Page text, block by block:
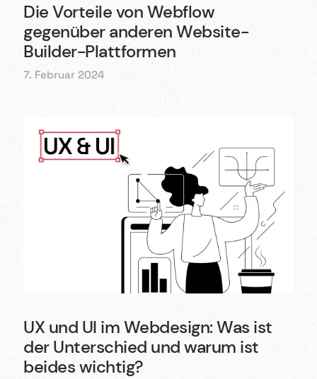
Die Vorteile von Webflow
gegenüber anderen Website-
Builder-Plattformen
7. Februar 2024
UX und UI im Webdesign: Was ist
der Unterschied und warum ist
beides wichtig?